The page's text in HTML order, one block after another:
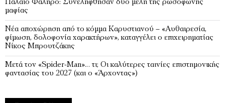
Παλαιό Φάληρο: Συνελήφθησαν δύο μέλη της ρωσόφωνης
μαφίας
Νέα αποχώρηση από το κόμμα Καρυστιανού – «Αυθαιρεσία,
φίμωση, δολοφονία χαρακτήρων», καταγγέλει ο επιχειρηματίας
Νίκος Μπρουτζάκης
Μετά τον «Spider-Man»… τι; Oι καλύτερες ταινίες επιστημονικής
φαντασίας του 2027 (και ο «Άρχοντας»)